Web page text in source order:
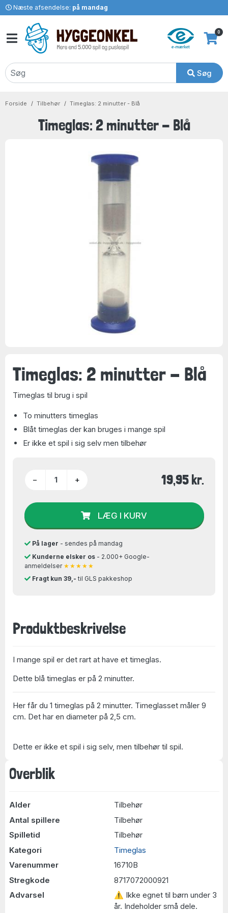
Næste afsendelse: på mandag
Søg
0
Forside Tilbehør Timeglas: 2 minutter - Blå
Timeglas: 2 minutter - Blå
Overblik
Alder
Tilbehør
Antal spillere
Tilbehør
Spilletid
Tilbehør
Kategori
Timeglas
Varenummer
16710B
Stregkode
8717072000921
Advarsel
⚠ Ikke egnet til børn under 3
år. Indeholder små dele.
Timeglas: 2 minutter - Blå
Timeglas til brug i spil
To minutters timeglas
Blåt timeglas der kan bruges i mange spil
Er ikke et spil i sig selv men tilbehør
− + 19,95 kr.
LÆG I KURV
På lager - sendes på mandag
Kunderne elsker os- 2.000+ Google-
anmeldelser ★★★★★
Fragt kun 39,- til GLS pakkeshop
Produktbeskrivelse
I mange spil er det rart at have et timeglas.
Dette blå timeglas er på 2 minutter.
Her får du 1 timeglas på 2 minutter. Timeglasset måler 9
cm. Det har en diameter på 2,5 cm.
Dette er ikke et spil i sig selv, men tilbehør til spil.